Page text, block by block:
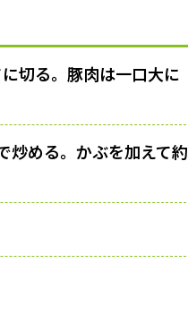
切る。豚肉は一口大に
炒める。かぶを加えて約